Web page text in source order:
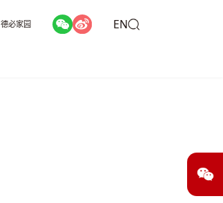
德必家园 EN